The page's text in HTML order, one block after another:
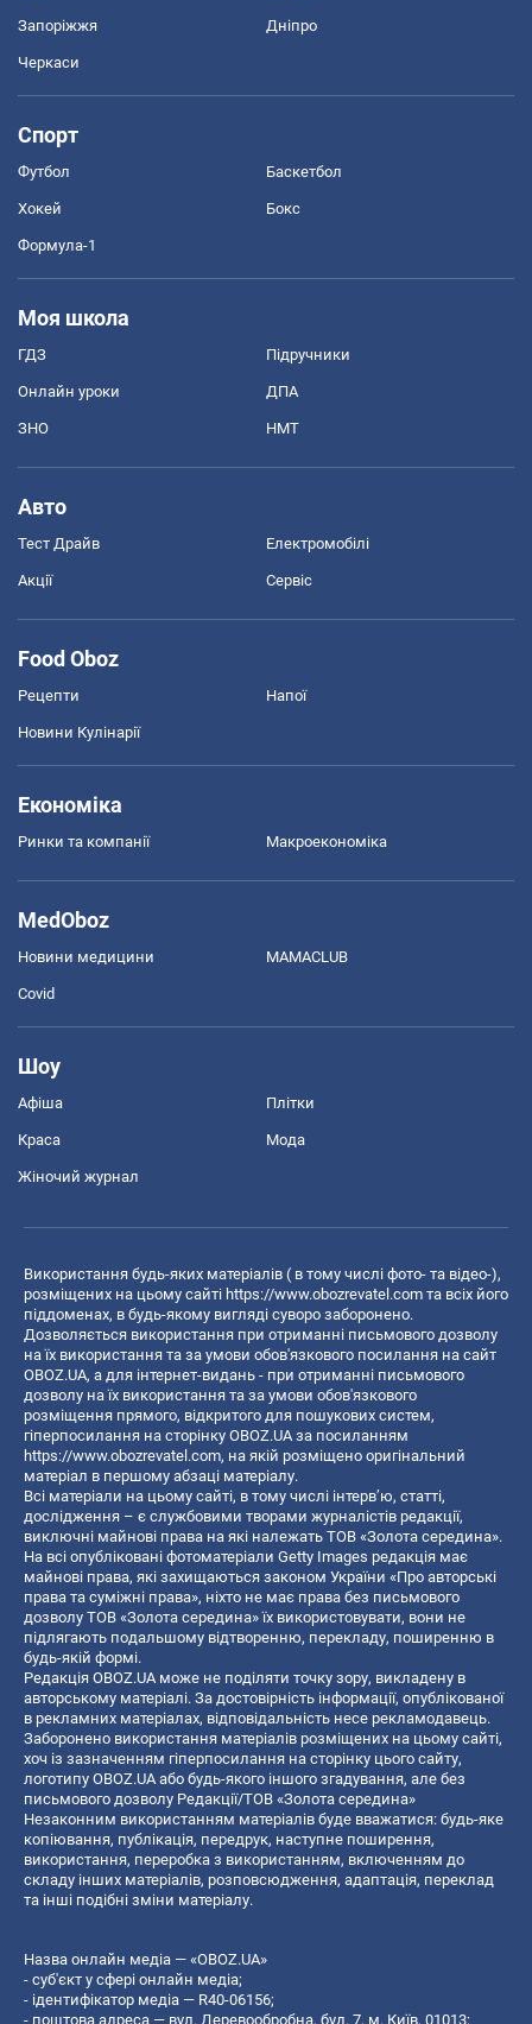
Запоріжжя Дніпро
Черкаси
Спорт
Футбол Баскетбол
Хокей Бокс
Формула-1
Моя школа
ГДЗ Підручники
Онлайн уроки ДПА
ЗНО НМТ
Авто
Тест Драйв Електромобілі
Акції Сервіс
Food Oboz
Рецепти Напої
Новини Кулінарії
Економіка
Ринки та компанії Макроекономіка
MedOboz
Новини медицини MAMACLUB
Covid
Шоу
Афіша Плітки
Краса Мода
Жіночий журнал
Використання будь-яких матеріалів ( в тому числі фото- та відео-),
розміщених на цьому сайті https://www.obozrevatel.com та всіх його
піддоменах, в будь-якому вигляді суворо заборонено.
Дозволяється використання при отриманні письмового дозволу
на їх використання та за умови обов'язкового посилання на сайт
OBOZ.UA, а для інтернет-видань - при отриманні письмового
дозволу на їх використання та за умови обов'язкового
розміщення прямого, відкритого для пошукових систем,
гіперпосилання на сторінку OBOZ.UA за посиланням
https://www.obozrevatel.com, на якій розміщено оригінальний
матеріал в першому абзаці матеріалу.
Всі матеріали на цьому сайті, в тому числі інтерв’ю, статті,
дослідження – є службовими творами журналістів редакції,
виключні майнові права на які належать ТОВ «Золота середина».
На всі опубліковані фотоматеріали Getty Images редакція має
майнові права, які захищаються законом України «Про авторські
права та суміжні права», ніхто не має права без письмового
дозволу ТОВ «Золота середина» їх використовувати, вони не
підлягають подальшому відтворенню, перекладу, поширенню в
будь-якій формі.
Редакція OBOZ.UA може не поділяти точку зору, викладену в
авторському матеріалі. За достовірність інформації, опублікованої
в рекламних матеріалах, відповідальність несе рекламодавець.
Заборонено використання матеріалів розміщених на цьому сайті,
хоч із зазначенням гіперпосилання на сторінку цього сайту,
логотипу OBOZ.UA або будь-якого іншого згадування, але без
письмового дозволу Редакції/ТОВ «Золота середина»
Незаконним використанням матеріалів буде вважатися: будь-яке
копiювання, публiкацiя, передрук, наступне поширення,
використання, переробка з використанням, включенням до
складу інших матеріалів, розповсюдження, адаптація, переклад
та інші подібні зміни матеріалу.
Назва онлайн медіа — «OBOZ.UA»
- суб'єкт у сфері онлайн медіа;
- ідентифікатор медіа — R40-06156;
- поштова адреса — вул. Деревообробна, буд. 7, м. Київ, 01013;